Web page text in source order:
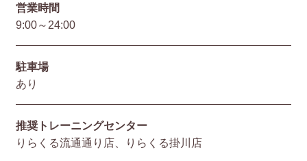
営業時間
9:00～24:00
駐⾞場
あり
推奨トレーニングセンター
りらくる流通通り店、りらくる掛川店